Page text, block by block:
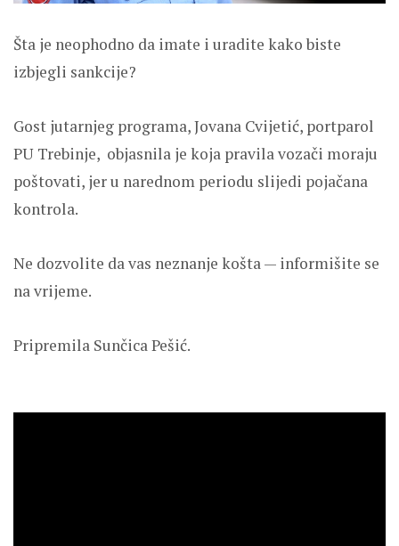
Šta je neophodno da imate i uradite kako biste
izbjegli sankcije?
Gost jutarnjeg programa, Jovana Cvijetić, portparol
PU Trebinje, objasnila je koja pravila vozači moraju
poštovati, jer u narednom periodu slijedi pojačana
kontrola.
Ne dozvolite da vas neznanje košta — informišite se
na vrijeme.
Pripremila Sunčica Pešić.